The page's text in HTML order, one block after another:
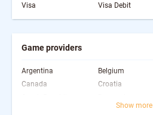
Visa
Visa Debit
Game providers
Argentina Belgium
Canada
Croatia
Finland
Show more